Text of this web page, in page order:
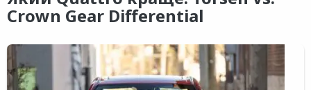
Crown Gear Differential